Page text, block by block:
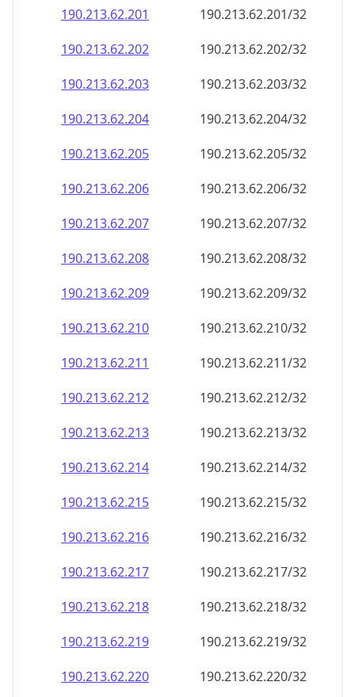
190.213.62.201
190.213.62.201/32
190.213.62.202
190.213.62.202/32
190.213.62.203
190.213.62.203/32
190.213.62.204
190.213.62.204/32
190.213.62.205
190.213.62.205/32
190.213.62.206
190.213.62.206/32
190.213.62.207
190.213.62.207/32
190.213.62.208
190.213.62.208/32
190.213.62.209
190.213.62.209/32
190.213.62.210
190.213.62.210/32
190.213.62.211
190.213.62.211/32
190.213.62.212
190.213.62.212/32
190.213.62.213
190.213.62.213/32
190.213.62.214
190.213.62.214/32
190.213.62.215
190.213.62.215/32
190.213.62.216
190.213.62.216/32
190.213.62.217
190.213.62.217/32
190.213.62.218
190.213.62.218/32
190.213.62.219
190.213.62.219/32
190.213.62.220
190.213.62.220/32